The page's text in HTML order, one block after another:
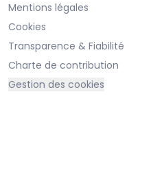
Mentions légales
Cookies
Transparence & Fiabilité
Charte de contribution
Gestion des cookies